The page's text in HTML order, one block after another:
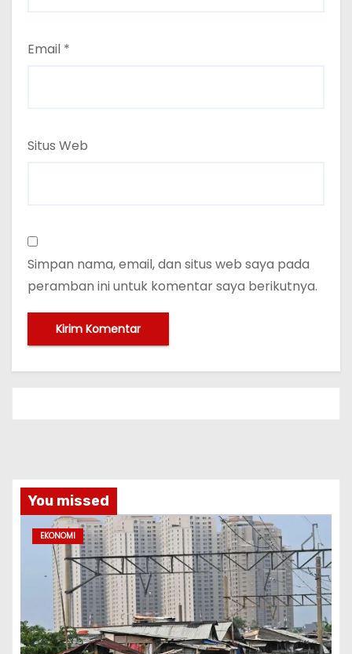
Email *
Situs Web
Simpan nama, email, dan situs web saya pada
peramban ini untuk komentar saya berikutnya.
You missed
EKONOMI